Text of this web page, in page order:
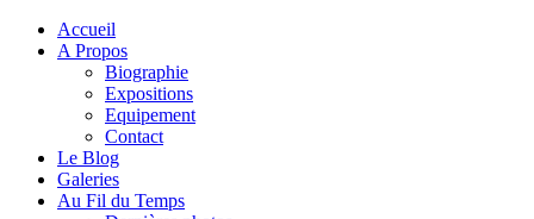
Accueil
A Propos
Biographie
Expositions
Equipement
Contact
Le Blog
Galeries
Au Fil du Temps